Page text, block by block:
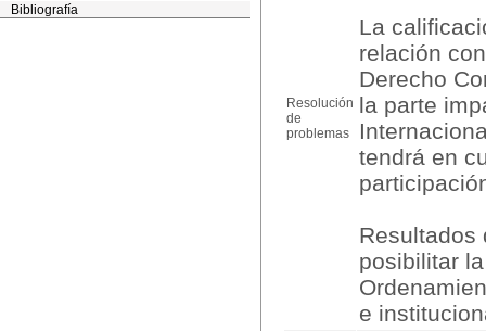
Bibliografía
Resolución
de
problemas
La
relación
Derecho
la parte
tendrá en
Resultados
posibilitar
e